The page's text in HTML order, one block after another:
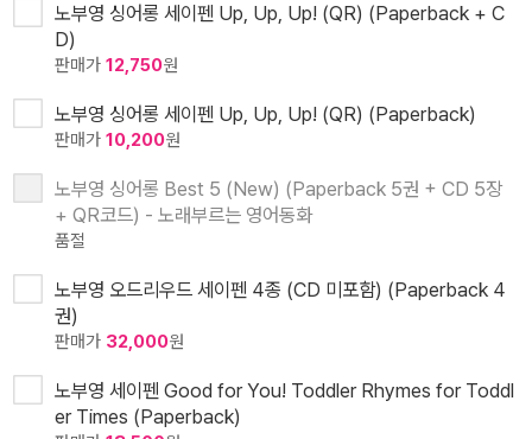
노부영 싱어롱 세이펜 Up, Up, Up! (QR) (Paperback + C
D)
판매가 12,750원
노부영 싱어롱 세이펜 Up, Up, Up! (QR) (Paperback)
판매가 10,200원
노부영 싱어롱 Best 5 (New) (Paperback 5권 + CD 5장
+ QR코드) - 노래부르는 영어동화
품절
노부영 오드리우드 세이펜 4종 (CD 미포함) (Paperback 4
권)
판매가 32,000원
노부영 세이펜 Good for You! Toddler Rhymes for Toddl
er Times (Paperback)